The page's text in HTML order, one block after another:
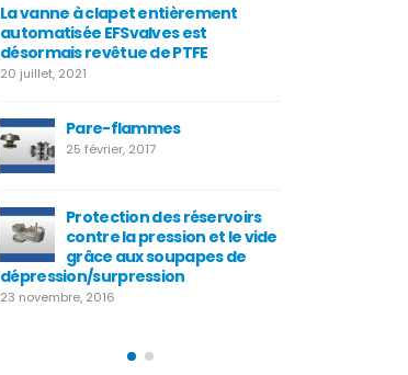
La vanne à clapet entièrement
automatisée EFSvalves est
désormais revêtue de PTFE
20 juillet, 2021
Pare-flammes
25 février, 2017
Protection des réservoirs
contre la pression et le vide
grâce aux soupapes de
dépression/surpression
23 novembre, 2016